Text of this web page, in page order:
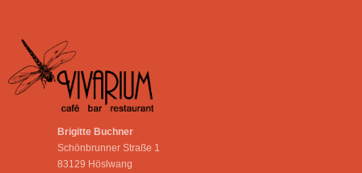
Brigitte Buchner
Schönbrunner Straße 1
83129 Höslwang